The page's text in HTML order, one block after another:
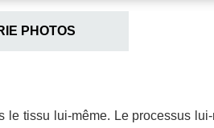
PHOTOS
le tissu lui-même. Le processus